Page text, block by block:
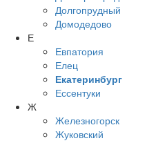
Долгопрудный
Домодедово
Е
Евпатория
Елец
Екатеринбург
Ессентуки
Ж
Железногорск
Жуковский